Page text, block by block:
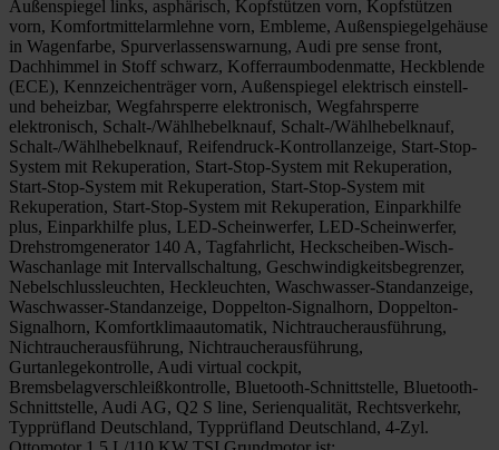
Außenspiegel links, asphärisch, Kopfstützen vorn, Kopfstützen
vorn, Komfortmittelarmlehne vorn, Embleme, Außenspiegelgehäuse
in Wagenfarbe, Spurverlassenswarnung, Audi pre sense front,
Dachhimmel in Stoff schwarz, Kofferraumbodenmatte, Heckblende
(ECE), Kennzeichenträger vorn, Außenspiegel elektrisch einstell-
und beheizbar, Wegfahrsperre elektronisch, Wegfahrsperre
elektronisch, Schalt-/Wählhebelknauf, Schalt-/Wählhebelknauf,
Schalt-/Wählhebelknauf, Reifendruck-Kontrollanzeige, Start-Stop-
System mit Rekuperation, Start-Stop-System mit Rekuperation,
Start-Stop-System mit Rekuperation, Start-Stop-System mit
Rekuperation, Start-Stop-System mit Rekuperation, Einparkhilfe
plus, Einparkhilfe plus, LED-Scheinwerfer, LED-Scheinwerfer,
Drehstromgenerator 140 A, Tagfahrlicht, Heckscheiben-Wisch-
Waschanlage mit Intervallschaltung, Geschwindigkeitsbegrenzer,
Nebelschlussleuchten, Heckleuchten, Waschwasser-Standanzeige,
Waschwasser-Standanzeige, Doppelton-Signalhorn, Doppelton-
Signalhorn, Komfortklimaautomatik, Nichtraucherausführung,
Nichtraucherausführung, Nichtraucherausführung,
Gurtanlegekontrolle, Audi virtual cockpit,
Bremsbelagverschleißkontrolle, Bluetooth-Schnittstelle, Bluetooth-
Schnittstelle, Audi AG, Q2 S line, Serienqualität, Rechtsverkehr,
Typprüfland Deutschland, Typprüfland Deutschland, 4-Zyl.